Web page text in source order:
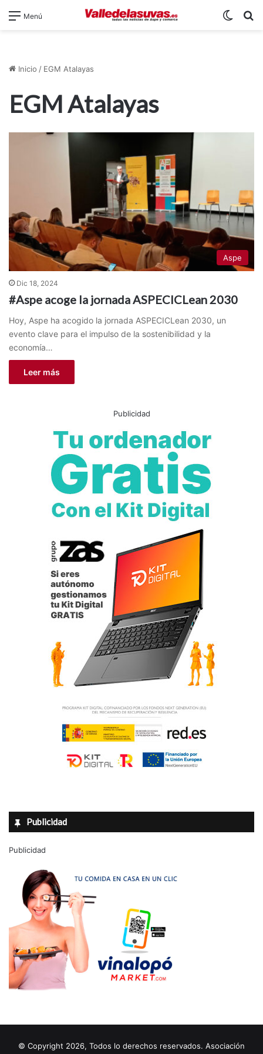
Menú
Inicio / EGM Atalayas
EGM Atalayas
Aspe
Dic 18, 2024
#Aspe acoge la jornada ASPECICLean 2030
Hoy, Aspe ha acogido la jornada ASPECICLean 2030, un
evento clave para el impulso de la sostenibilidad y la
economía…
Leer más
Publicidad
Publicidad
Publicidad
© Copyright 2026, Todos lo derechos reservados. Asociación